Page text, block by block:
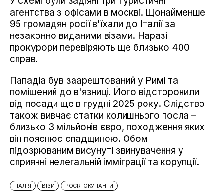
агентства з офісами в москві. Щонайменше
95 громадян росії в'їхали до Італії за
незаконно виданими візами. Наразі
прокурори перевіряють ще близько 400
справ.
Пападіа був заарештований у Римі та
поміщений до в'язниці. Його відсторонили
від посади ще в грудні 2025 року. Слідство
також вивчає статки колишнього посла –
близько 3 мільйонів євро, походження яких
він пояснює спадщиною. Обом
підозрюваним висунуті звинувачення у
сприянні нелегальній імміграції та корупції.
ІТАЛІЯ ВІЗИ РОСІЯ ОКУПАНТИ